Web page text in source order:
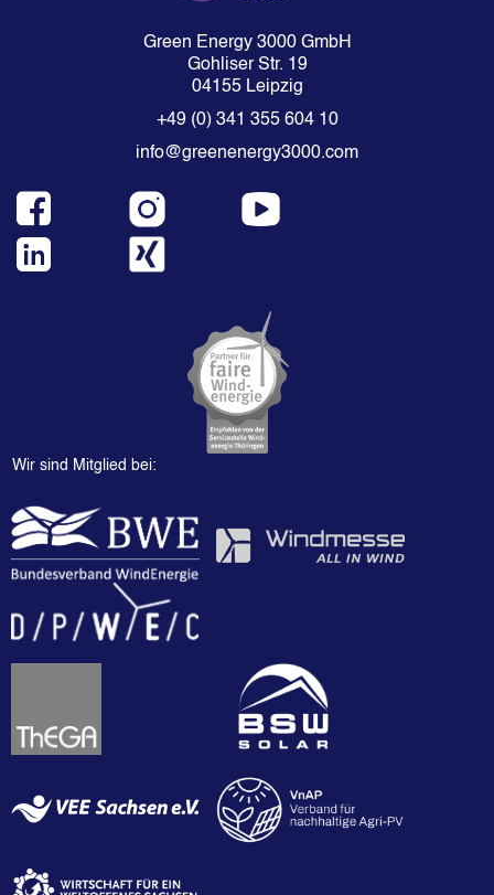
Green Energy 3000 GmbH
Gohliser Str. 19
04155 Leipzig
+49 (0) 341 355 604 10
info@greenenergy3000.com
Wir sind Mitglied bei: